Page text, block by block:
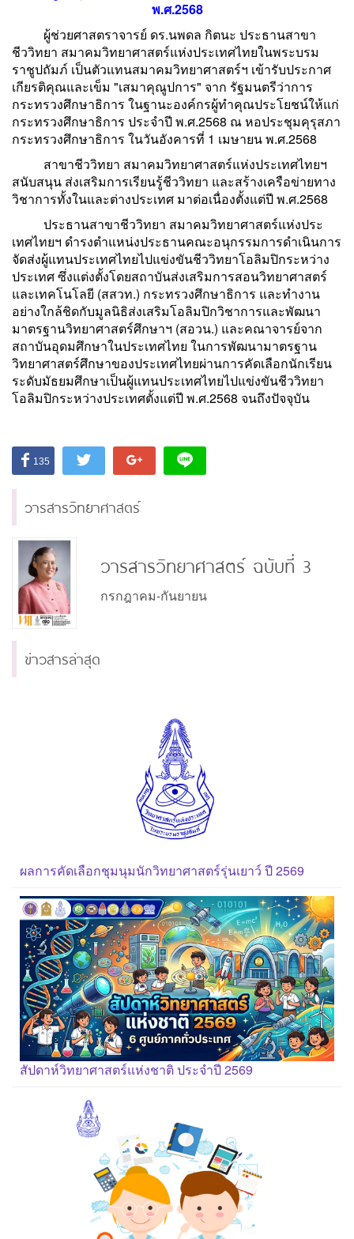
พ.ศ.2568
ผู้ช่วยศาสตราจารย์ ดร.นพดล กิตนะ ประธานสาขา
ชีววิทยา สมาคมวิทยาศาสตร์แห่งประเทศไทยในพระบรม
ราชูปถัมภ์ เป็นตัวแทนสมาคมวิทยาศาสตร์ฯ เข้ารับประกาศ
เกียรติคุณและเข็ม "เสมาคุณูปการ" จาก รัฐมนตรีว่าการ
กระทรวงศึกษาธิการ ในฐานะองค์กรผู้ทำคุณประโยชน์ให้แก่
กระทรวงศึกษาธิการ ประจำปี พ.ศ.2568 ณ หอประชุมคุรุสภา
กระทรวงศึกษาธิการ ในวันอังคารที่ 1 เมษายน พ.ศ.2568
สาขาชีววิทยา สมาคมวิทยาศาสตร์แห่งประเทศไทยฯ
สนับสนุน ส่งเสริมการเรียนรู้ชีววิทยา และสร้างเครือข่ายทาง
วิชาการทั้งในและต่างประเทศ มาต่อเนื่องตั้งแต่ปี พ.ศ.2568
ประธานสาขาชีววิทยา สมาคมวิทยาศาสตร์แห่งประ
เทศไทยฯ ดำรงตำแหน่งประธานคณะอนุกรรมการดำเนินการ
จัดส่งผู้แทนประเทศไทยไปแข่งขันชีววิทยาโอลิมปิกระหว่าง
ประเทศ ซึ่งแต่งตั้งโดยสถาบันส่งเสริมการสอนวิทยาศาสตร์
และเทคโนโลยี (สสวท.) กระทรวงศึกษาธิการ และทำงาน
อย่างใกล้ชิดกับมูลนิธิส่งเสริมโอลิมปิกวิชาการและพัฒนา
มาตรฐานวิทยาศาสตร์ศึกษาฯ (สอวน.) และคณาจารย์จาก
สถาบันอุดมศึกษาในประเทศไทย ในการพัฒนามาตรฐาน
วิทยาศาสตร์ศึกษาของประเทศไทยผ่านการคัดเลือกนักเรียน
ระดับมัธยมศึกษาเป็นผู้แทนประเทศไทยไปแข่งขันชีววิทยา
โอลิมปิกระหว่างประเทศตั้งแต่ปี พ.ศ.2568 จนถึงปัจจุบัน
135
วารสารวิทยาศาสตร์
วารสารวิทยาศาสตร์ ฉบับที่ 3
กรกฎาคม-กันยายน
ข่าวสารล่าสุด
ผลการคัดเลือกชุมนุมนักวิทยาศาสตร์รุ่นเยาว์ ปี 2569
สัปดาห์วิทยาศาสตร์แห่งชาติ ประจำปี 2569